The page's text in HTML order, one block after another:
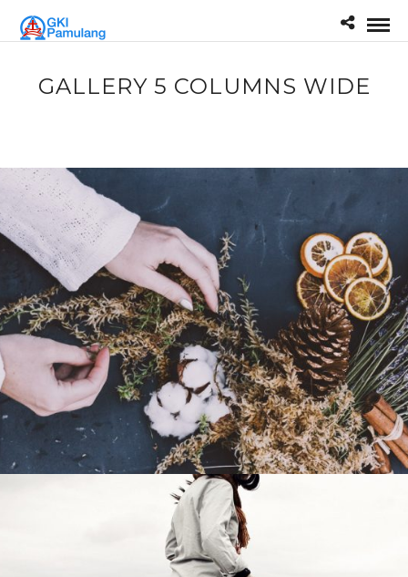
GALLERY 5 COLUMNS WIDE